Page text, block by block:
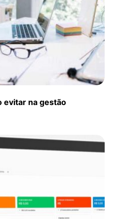
evitar na gestão